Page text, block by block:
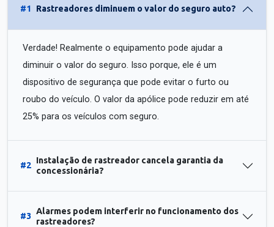
#1 Rastreadores diminuem o valor do seguro auto?
Verdade! Realmente o equipamento pode ajudar a
diminuir o valor do seguro. Isso porque, ele é um
dispositivo de segurança que pode evitar o furto ou
roubo do veículo. O valor da apólice pode reduzir em até
25% para os veículos com seguro.
#2
Instalação de rastreador cancela garantia da
concessionária?
#3
Alarmes podem interferir no funcionamento dos
rastreadores?